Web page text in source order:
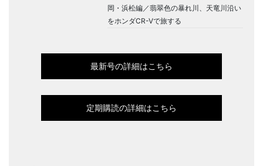
岡・浜松編／翡翠色の暴れ川、天竜川沿い
をホンダCR-Vで旅する
最新号の詳細はこちら
定期購読の詳細はこちら